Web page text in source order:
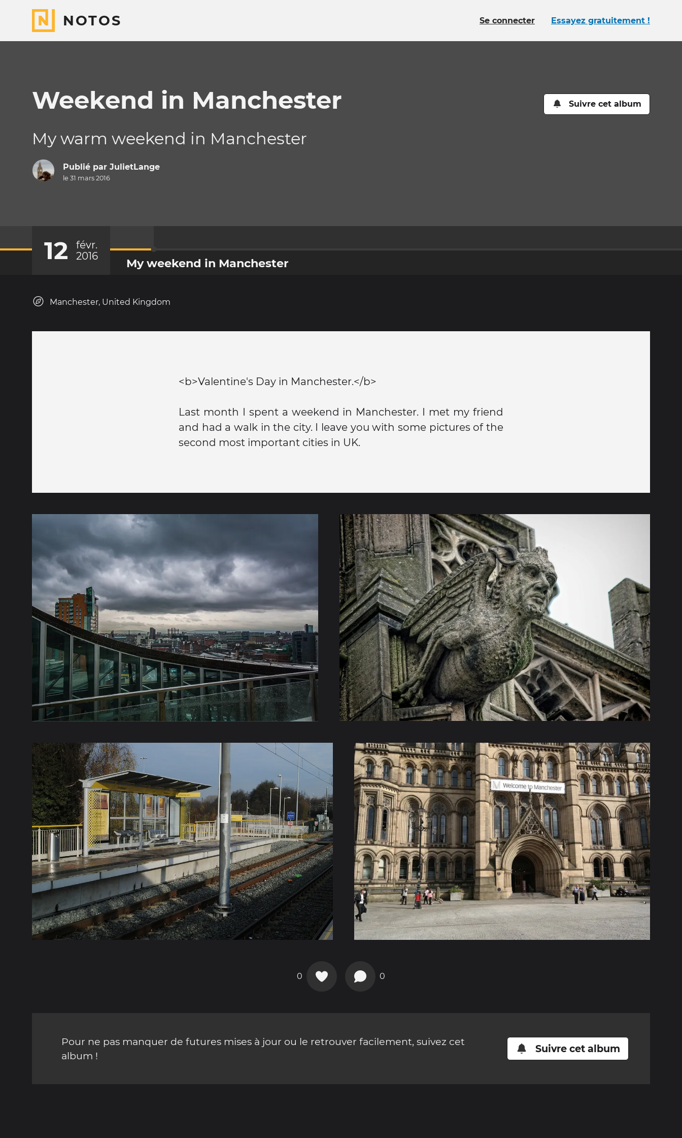
NOTOS Se connecter Essayez gratuitement !
Weekend in Manchester Suivre cet album
My warm weekend in Manchester
Publié par JulietLange
le 31 mars 2016
12
févr.
2016
My weekend in Manchester
Manchester, United Kingdom
<b>Valentine's Day in Manchester.</b>
Last month I spent a weekend in Manchester. I met my friend
and had a walk in the city. I leave you with some pictures of the
second most important cities in UK.
0 0
Pour ne pas manquer de futures mises à jour ou le retrouver facilement, suivez cet
album !
Suivre cet album